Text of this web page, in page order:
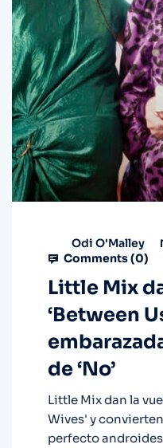
Odi O'Malley
Comments (0)
Little Mix
‘Between
de ‘No’
Little Mix dan la
Wives' y
perfecto